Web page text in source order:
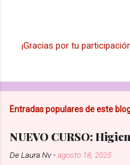
b
l
c
r
u
n
¡Gracias por tu
Entradas populares de este
NUEVO CURSO:
DeLaura Nv -agosto 18, 2025